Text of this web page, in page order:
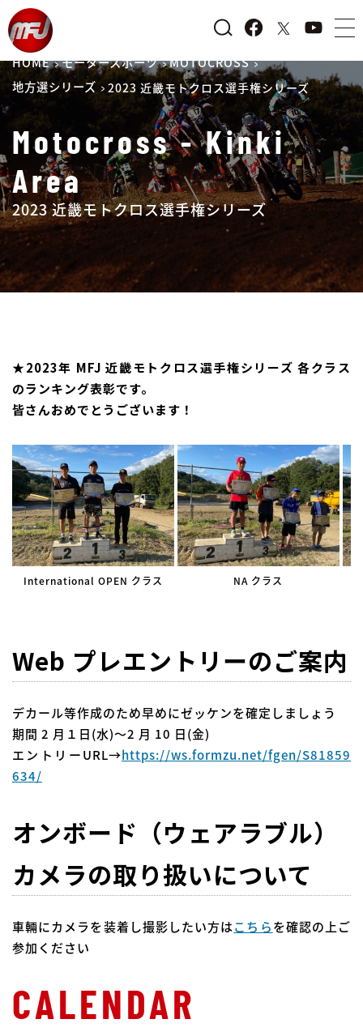
HOME モータースポーツ
MOTOCROSS
地方選シリーズ
2023 近畿モトクロス選手権シリーズ
Motocross - Kinki
Area
2023 近畿モトクロス選手権シリーズ
★2023年 MFJ 近畿モトクロス選手権シリーズ 各クラス
のランキング表彰です。
皆さんおめでとうございます！
International OPEN クラス NA クラス
Web プレエントリーのご案内
デカール等作成のため早めにゼッケンを確定しましょう
期間 2 月１日(水)～2 月 10 日(金)
エントリーURL→https://ws.formzu.net/fgen/S81859
634/
オンボード（ウェアラブル）
カメラの取り扱いについて
車輛にカメラを装着し撮影したい方はこちらを確認の上ご
参加ください